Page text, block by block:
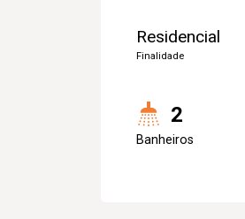
Residencial
Finalidade
2
Banheiros